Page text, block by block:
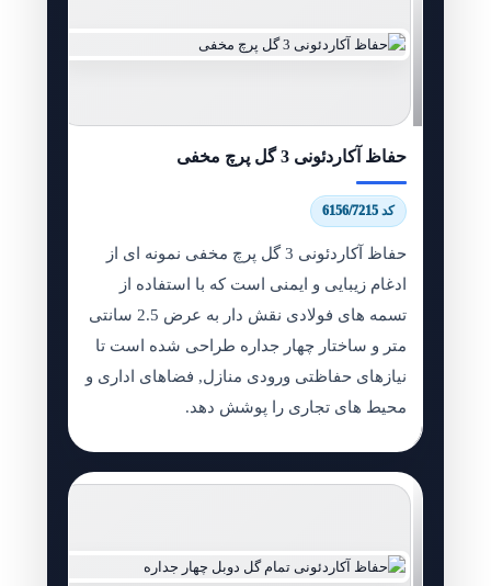
حفاظ آکاردئونی 3 گل پرچ مخفی
کد 6156/7215
حفاظ آکاردئونی 3 گل پرچ مخفی نمونه ای از
ادغام زیبایی و ایمنی است که با استفاده از
تسمه های فولادی نقش دار به عرض 2.5 سانتی
متر و ساختار چهار جداره طراحی شده است تا
نیازهای حفاظتی ورودی منازل, فضاهای اداری و
محیط های تجاری را پوشش دهد.